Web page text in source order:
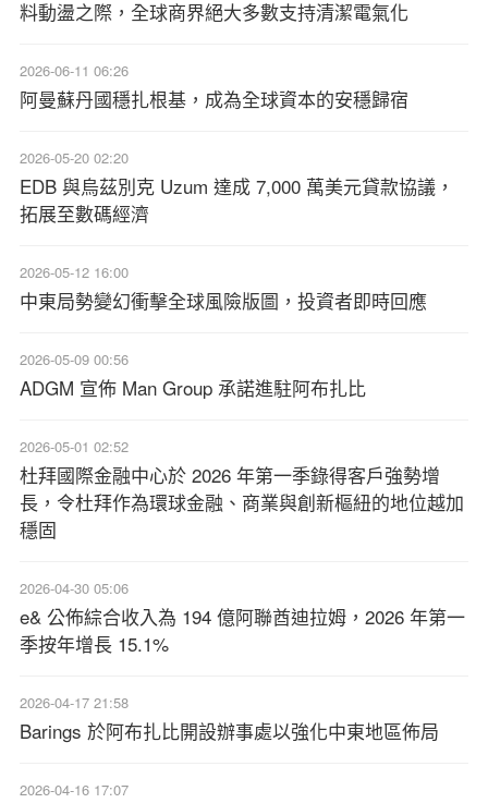
料動盪之際，全球商界絕大多數支持清潔電氣化
2026-06-11 06:26
阿曼蘇丹國穩扎根基，成為全球資本的安穩歸宿
2026-05-20 02:20
EDB 與烏茲別克 Uzum 達成 7,000 萬美元貸款協議，
拓展至數碼經濟
2026-05-12 16:00
中東局勢變幻衝擊全球風險版圖，投資者即時回應
2026-05-09 00:56
ADGM 宣佈 Man Group 承諾進駐阿布扎比
2026-05-01 02:52
杜拜國際金融中心於 2026 年第一季錄得客戶強勢增
長，令杜拜作為環球金融、商業與創新樞紐的地位越加
穩固
2026-04-30 05:06
e& 公佈綜合收入為 194 億阿聯酋迪拉姆，2026 年第一
季按年增長 15.1%
2026-04-17 21:58
Barings 於阿布扎比開設辦事處以強化中東地區佈局
2026-04-16 17:07